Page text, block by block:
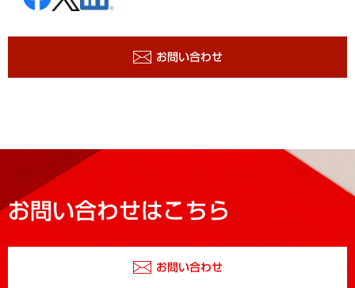
お問い合わせ
お問い合わせはこちら
お問い合わせ